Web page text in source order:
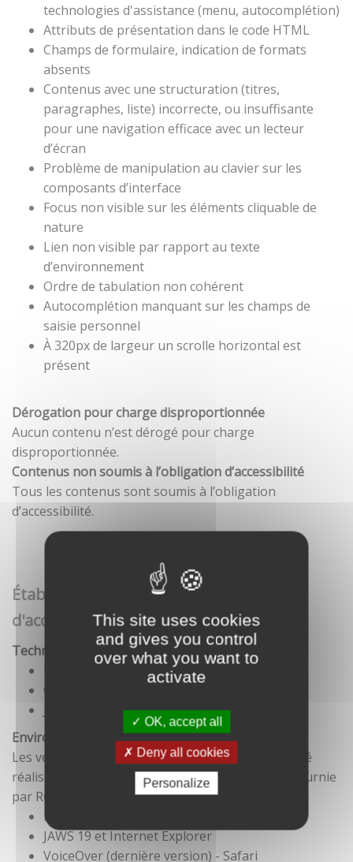
This site uses cookies
and gives you control
over what you want to
activate
OK, accept all
Deny all cookies
Personalize
technologies d'assistance (menu, autocomplétion)
Attributs de présentation dans le code HTML
Champs de formulaire, indication de formats
absents
Contenus avec une structuration (titres,
paragraphes, liste) incorrecte, ou insuffisante
pour une navigation efficace avec un lecteur
d’écran
Problème de manipulation au clavier sur les
composants d’interface
Focus non visible sur les éléments cliquable de
nature
Lien non visible par rapport au texte
d’environnement
Ordre de tabulation non cohérent
Autocomplétion manquant sur les champs de
saisie personnel
À 320px de largeur un scrolle horizontal est
présent
Dérogation pour charge disproportionnée
Aucun contenu n’est dérogé pour charge
disproportionnée.
Contenus non soumis à l’obligation d’accessibilité
Tous les contenus sont soumis à l’obligation
d’accessibilité.
Établissement de cette déclaration
d'accessibilité
Technologies utilisées pour la réalisation du site
CSS
Environnement de test
Les vérifications de restitution de contenus ont été
réalisées conformément à la base de référence fournie
par RGAA 3.
Firefox et NVDA
JAWS 19 et Internet Explorer
VoiceOver (dernière version) - Safari